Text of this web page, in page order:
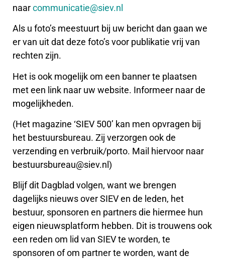
naarcommunicatie@siev.nl
Als u foto’s meestuurt bij uw bericht dan gaan we
er van uit dat deze foto’s voor publikatie vrij van
rechten zijn.
Het is ook mogelijk om een banner te plaatsen
met een link naar uw website. Informeer naar de
mogelijkheden.
(Het magazine ‘SIEV 500’ kan men opvragen bij
het bestuursbureau. Zij verzorgen ook de
verzending en verbruik/porto. Mail hiervoor naar
bestuursbureau@siev.nl)
Blijf dit Dagblad volgen, want we brengen
dagelijks nieuws over SIEV en de leden, het
bestuur, sponsoren en partners die hiermee hun
eigen nieuwsplatform hebben. Dit is trouwens ook
een reden om lid van SIEV te worden, te
sponsoren of om partner te worden, want de